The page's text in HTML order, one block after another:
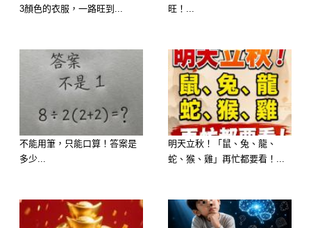
3顏色的衣服，一路旺到... 旺！...
不能用筆，只能口算！答案是
多少...
明天立秋！「鼠、兔、龍、
蛇、猴、雞」再忙都要看！...